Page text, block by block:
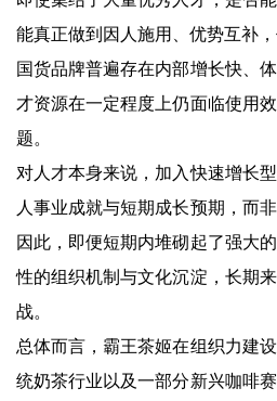
能真正做到因人施用、优势互补，
国货品牌普遍存在内部增长快、
才资源在一定程度上仍面临使用
题。
对人才本身来说，加入快速增长
人事业成就与短期成长预期，而
因此，即便短期内堆砌起了强大
性的组织机制与文化沉淀，长期
战。
总体而言，霸王茶姬在组织力建
统奶茶行业以及一部分新兴咖啡